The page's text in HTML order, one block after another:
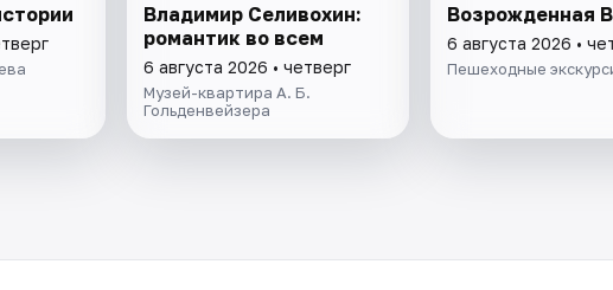
Владимир Селивохин:
романтик во всем
6 августа 2026 • четверг
Музей-квартира А. Б.
Гольденвейзера
Возрожденная
6 августа 2026 •
Пешеходные